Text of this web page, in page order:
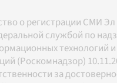
о регистрации СМИ
службой по
технологий
(Роскомнадзор)
за